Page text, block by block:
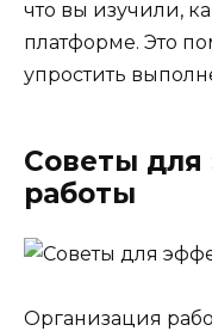
что вы изучили,
платформе. Это
упростить
Советы
работы
Организация